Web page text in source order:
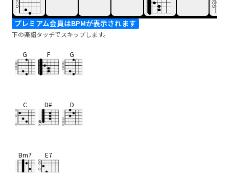
プレミアム会員はBPMが表示されます
下の楽譜タッチでスキップします。
G F G
C D# D
Bm7 E7